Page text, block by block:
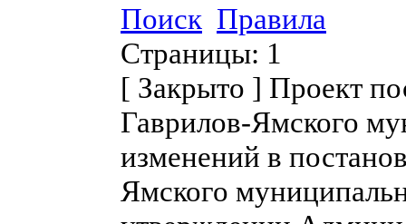
Поиск Правила
Страницы: 1
[ Закрыто ] Проект
Гаврилов-Ямского
изменений в
Ямского